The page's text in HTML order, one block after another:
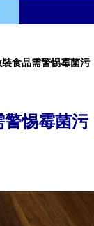
食品需警惕霉菌污
惕霉菌污